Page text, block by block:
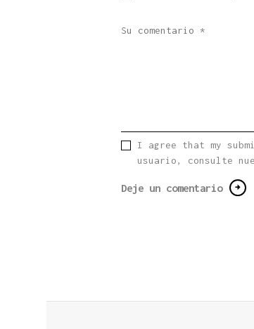
I agree that my
usuario, consulte